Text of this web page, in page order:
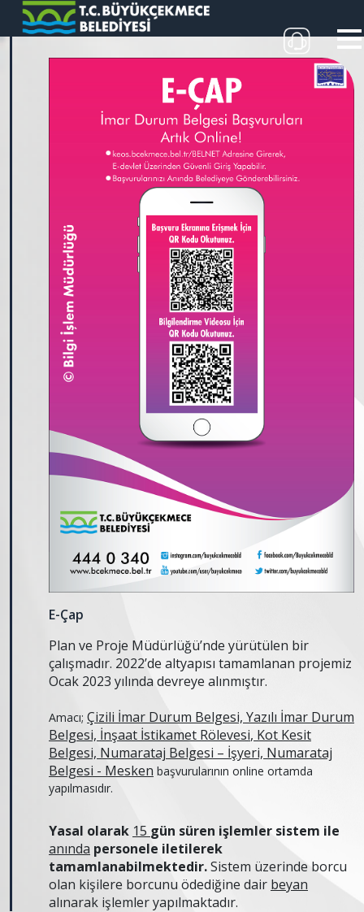
E-Çap
Plan ve Proje Müdürlüğü’nde yürütülen bir
çalışmadır. 2022’de altyapısı tamamlanan projemiz
Ocak 2023 yılında devreye alınmıştır.
Amacı; Çizili İmar Durum Belgesi, Yazılı İmar Durum
Belgesi, İnşaat İstikamet Rölevesi, Kot Kesit
Belgesi, Numarataj Belgesi – İşyeri, Numarataj
Belgesi - Mesken başvurularının online ortamda
yapılmasıdır.
Yasal olarak 15 gün süren işlemler sistem ile
anında personele iletilerek
tamamlanabilmektedir.Sistem üzerinde borcu
olan kişilere borcunu ödediğine dair beyan
alınarak işlemler yapılmaktadır.